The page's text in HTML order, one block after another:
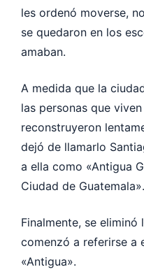
les ordenó moverse,
se quedaron en los
amaban.
A medida que la
las personas que
reconstruyeron
dejó de llamarlo
a ella como «Antigua
Ciudad de Guatemala».
Finalmente, se eliminó
comenzó a referirse a
«Antigua».